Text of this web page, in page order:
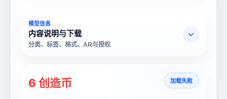
模型信息
内容说明与下载
分类、标签、格式、AR与授权
6 创造币 加载失败